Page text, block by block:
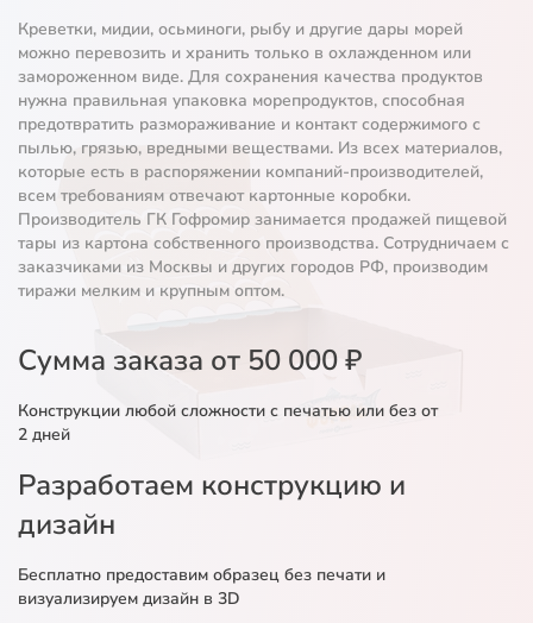
Креветки, мидии, осьминоги, рыбу и другие дары морей
можно перевозить и хранить только в охлажденном или
замороженном виде. Для сохранения качества продуктов
нужна правильная упаковка морепродуктов, способная
предотвратить размораживание и контакт содержимого с
пылью, грязью, вредными веществами. Из всех материалов,
которые есть в распоряжении компаний-производителей,
всем требованиям отвечают картонные коробки.
Производитель ГК Гофромир занимается продажей пищевой
тары из картона собственного производства. Сотрудничаем с
заказчиками из Москвы и других городов РФ, производим
тиражи мелким и крупным оптом.
Сумма заказа от 50 000 ₽
Конструкции любой сложности с печатью или без от
2 дней
Разработаем конструкцию и
дизайн
Бесплатно предоставим образец без печати и
визуализируем дизайн в 3D